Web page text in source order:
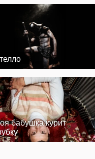
бабушка курит